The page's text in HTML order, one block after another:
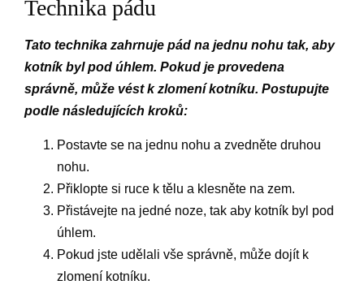
Technika pádu
Tato technika zahrnuje pád na jednu nohu tak, aby
kotník byl pod úhlem. Pokud je provedena
správně, může vést k zlomení kotníku. Postupujte
podle následujících kroků:
Postavte se na jednu nohu a zvedněte druhou
nohu.
Přiklopte si ruce k tělu a klesněte na zem.
Přistávejte na jedné noze, tak aby kotník byl pod
úhlem.
Pokud jste udělali vše správně, může dojít k
zlomení kotníku.